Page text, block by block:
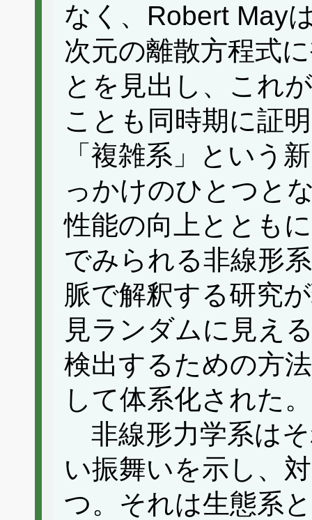
なく、Robert May
次元の離散方程式
とを見出し、これ
ことも同時期に証
「複雑系」という
っかけのひとつと
性能の向上ととも
でみられる非線形
脈で解釈する研究
見ランダムに見え
検出するための方
して体系化された。
非線形力学系は
い振舞いを示し、
つ。それは生態系